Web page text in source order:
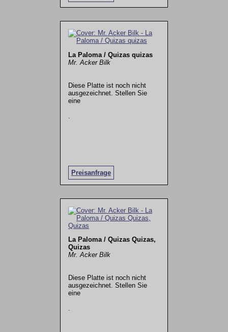
La Paloma / Quizas quizas
Mr. Acker Bilk
Diese Platte ist noch nicht
ausgezeichnet. Stellen Sie
eine
Preisanfrage
La Paloma / Quizas Quizas,
Quizas
Mr. Acker Bilk
Diese Platte ist noch nicht
ausgezeichnet. Stellen Sie
eine
.